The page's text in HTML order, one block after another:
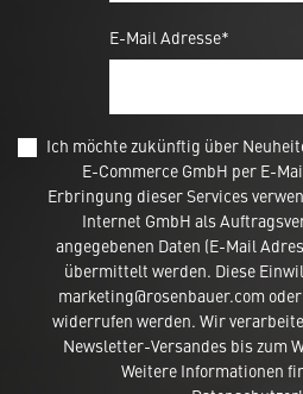
E-Mail Adresse*
Ich möchte zukünftig über
E-Commerce GmbH per E-
Erbringung dieser Services
Internet GmbH als
angegebenen Daten (E-Mail
übermittelt werden. Diese
marketing@rosenbauer.com
widerrufen werden. Wir
Newsletter-Versandes bis zum
Weitere Informationen
Diese Webseite